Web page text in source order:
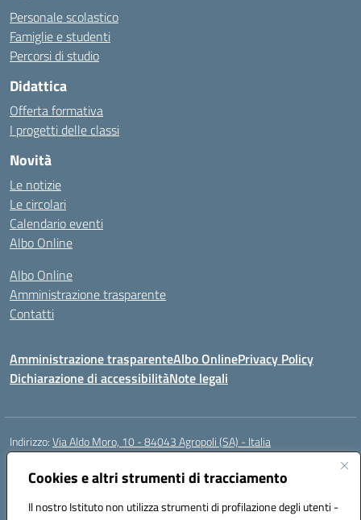
Cookies e altri strumenti di tracciamento
Il nostro Istituto non utilizza strumenti di profilazione degli utenti -
Personale scolastico
Famiglie e studenti
Percorsi di studio
Didattica
Offerta formativa
I progetti delle classi
Novità
Le notizie
Le circolari
Calendario eventi
Albo Online
Albo Online
Amministrazione trasparente
Contatti
Amministrazione trasparenteAlbo OnlinePrivacy Policy
Dichiarazione di accessibilitàNote legali
Indirizzo:Via Aldo Moro, 10 - 84043 Agropoli (SA) - Italia
Centralino:
Posta elettronica certificata (PEC):saic8at00d@pec.istruzione.it
Codice fiscale: 90009620650